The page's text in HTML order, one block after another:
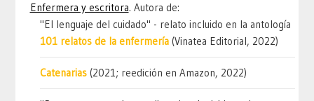
Enfermera y escritora. Autora de:
"El lenguaje del cuidado" - relato incluido en la antología
101 relatos de la enfermería (Vinatea Editorial, 2022)
Catenarias (2021; reedición en Amazon, 2022)